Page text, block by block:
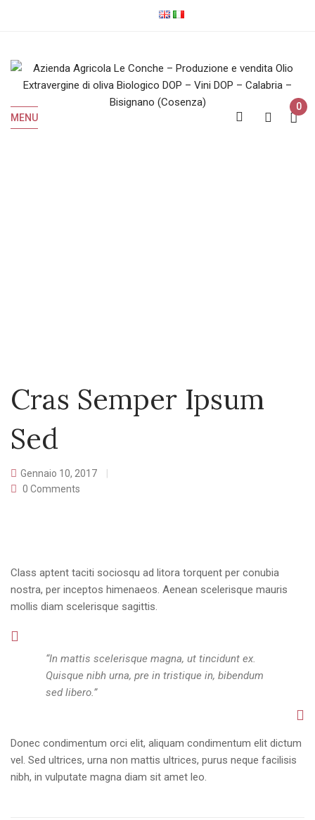
MENU
0
Cras Semper Ipsum
Sed
Gennaio 10, 2017
0 Comments
Class aptent taciti sociosqu ad litora torquent per conubia
nostra, per inceptos himenaeos. Aenean scelerisque mauris
mollis diam scelerisque sagittis.
“In mattis scelerisque magna, ut tincidunt ex.
Quisque nibh urna, pre in tristique in, bibendum
sed libero.”
Donec condimentum orci elit, aliquam condimentum elit dictum
vel. Sed ultrices, urna non mattis ultrices, purus neque facilisis
nibh, in vulputate magna diam sit amet leo.